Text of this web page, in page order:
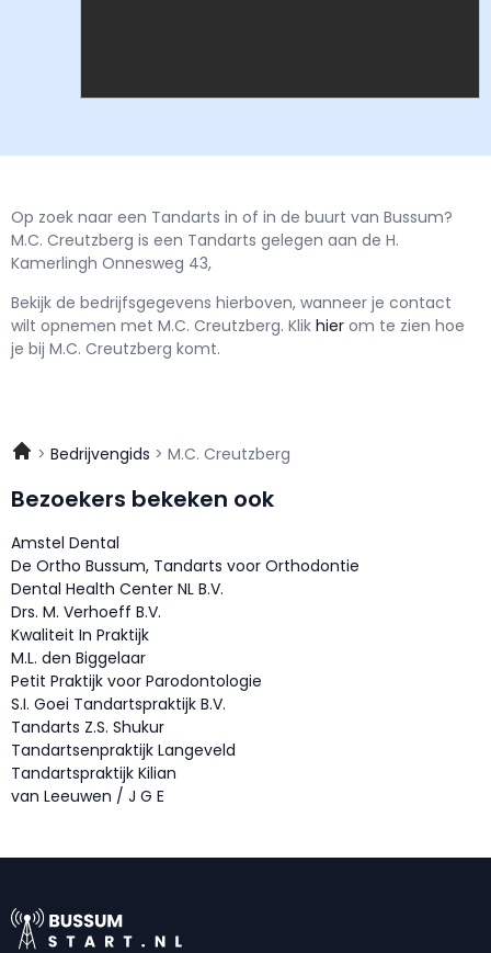
Op zoek naar een Tandarts in of in de buurt van Bussum?
M.C. Creutzberg is een Tandarts gelegen aan de H.
Kamerlingh Onnesweg 43,
Bekijk de bedrijfsgegevens hierboven, wanneer je contact
wilt opnemen met M.C. Creutzberg. Klik hier om te zien hoe
je bij M.C. Creutzberg komt.
Bedrijvengids M.C. Creutzberg
Bezoekers bekeken ook
Amstel Dental
De Ortho Bussum, Tandarts voor Orthodontie
Dental Health Center NL B.V.
Drs. M. Verhoeff B.V.
Kwaliteit In Praktijk
M.L. den Biggelaar
Petit Praktijk voor Parodontologie
S.I. Goei Tandartspraktijk B.V.
Tandarts Z.S. Shukur
Tandartsenpraktijk Langeveld
Tandartspraktijk Kilian
van Leeuwen / J G E